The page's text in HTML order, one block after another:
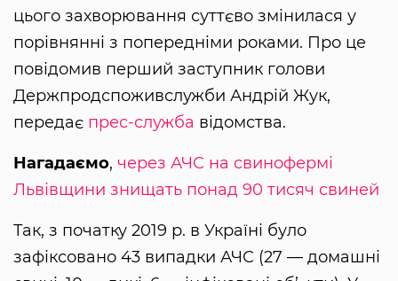
цього захворювання суттєво змінилася у
порівнянні з попередніми роками. Про це
повідомив перший заступник голови
Держпродспоживслужби Андрій Жук,
передає прес-служба відомства.
Нагадаємо, через АЧС на свинофермі
Львівщини знищать понад 90 тисяч свиней
Так, з початку 2019 р. в Україні було
зафіксовано 43 випадки АЧС (27 — домашні